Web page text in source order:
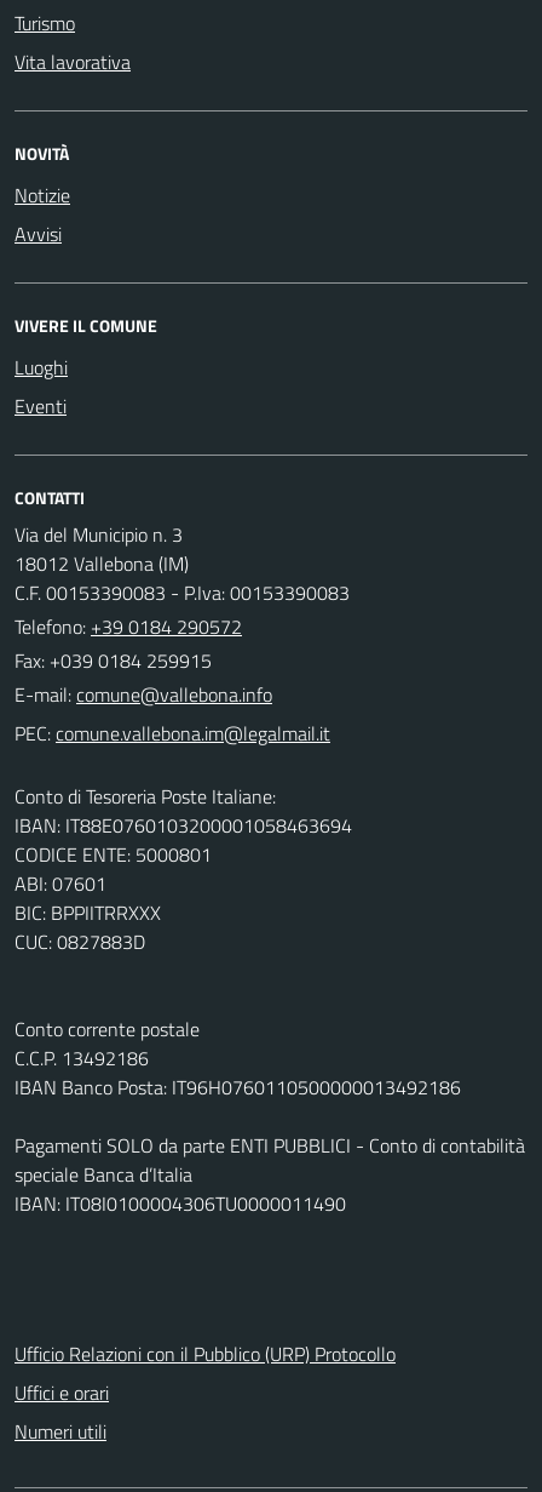
Turismo
Vita lavorativa
NOVITÀ
Notizie
Avvisi
VIVERE IL COMUNE
Luoghi
Eventi
CONTATTI
Via del Municipio n. 3
18012 Vallebona (IM)
C.F. 00153390083 - P.Iva: 00153390083
Telefono: +39 0184 290572
Fax: +039 0184 259915
E-mail:
PEC:
Conto di Tesoreria Poste Italiane:
IBAN: IT88E0760103200001058463694
CODICE ENTE: 5000801
ABI: 07601
BIC: BPPIITRRXXX
CUC: 0827883D
Conto corrente postale
C.C.P. 13492186
IBAN Banco Posta: IT96H0760110500000013492186
Pagamenti SOLO da parte ENTI PUBBLICI - Conto di contabilità
speciale Banca d’Italia
IBAN: IT08I0100004306TU0000011490
Ufficio Relazioni con il Pubblico (URP) Protocollo
Uffici e orari
Numeri utili